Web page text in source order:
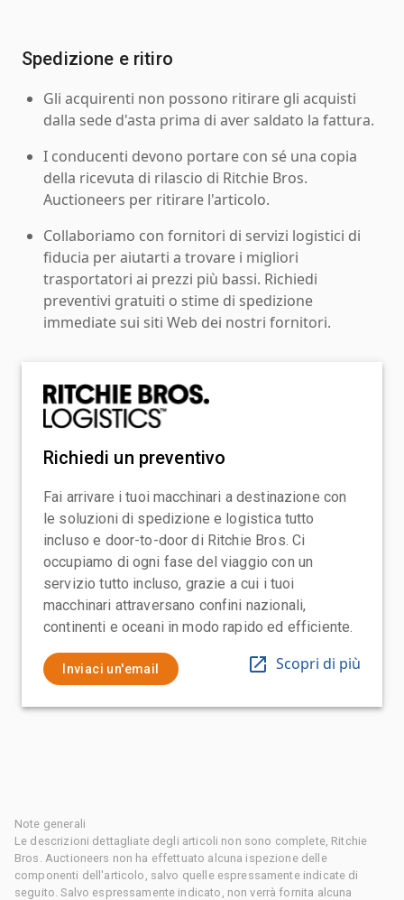
Spedizione e ritiro
Gli acquirenti non possono ritirare gli acquisti
dalla sede d'asta prima di aver saldato la fattura.
I conducenti devono portare con sé una copia
della ricevuta di rilascio di Ritchie Bros.
Auctioneers per ritirare l'articolo.
Collaboriamo con fornitori di servizi logistici di
fiducia per aiutarti a trovare i migliori
trasportatori ai prezzi più bassi. Richiedi
preventivi gratuiti o stime di spedizione
immediate sui siti Web dei nostri fornitori.
Richiedi un preventivo
Fai arrivare i tuoi macchinari a destinazione con
le soluzioni di spedizione e logistica tutto
incluso e door-to-door di Ritchie Bros. Ci
occupiamo di ogni fase del viaggio con un
servizio tutto incluso, grazie a cui i tuoi
macchinari attraversano confini nazionali,
continenti e oceani in modo rapido ed efficiente.
Inviaci un'email Scopri di più
Note generali
Le descrizioni dettagliate degli articoli non sono complete, Ritchie
Bros. Auctioneers non ha effettuato alcuna ispezione delle
componenti dell'articolo, salvo quelle espressamente indicate di
seguito. Salvo espressamente indicato, non verrà fornita alcuna